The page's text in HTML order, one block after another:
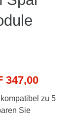
347,00
zu 5
Sie